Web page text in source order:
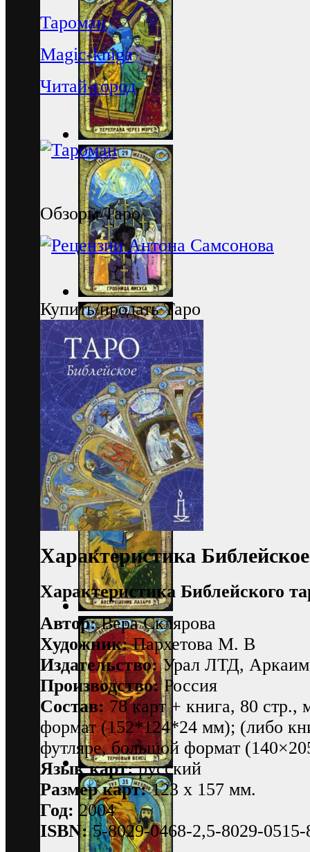
Тароман
Magic-kniga
Читай-город
Обзоры Таро
Купить/продать Таро
Характеристика
Характеристика Библейского
Автор:Вера Склярова
Художник:Пархетова М. В
Издательство:Урал ЛТД, Аркаим
Производство:Россия
Состав:78 карт + книга, 80 стр.,
формат (152*124*24 мм); (либо
футляре, большой формат
Язык карт:русский
Размер карт:123 х 157 мм.
Год: 2004
ISBN:5-8029-0468-2,5-8029-0515-